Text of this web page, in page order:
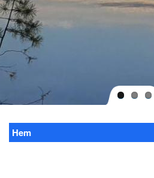
Länkstig
Hem